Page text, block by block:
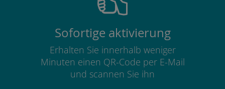
Sofortige aktivierung
Erhalten Sie innerhalb weniger
Minuten einen QR-Code per E-Mail
und scannen Sie ihn